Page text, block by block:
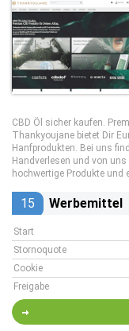
CBD Öl sicher kaufen.
Thankyoujane bietet Dir
Hanfprodukten. Bei uns
Handverlesen und von
hochwertige Produkte und
15 Werbemittel
Start
Stornoquote
Cookie
Freigabe